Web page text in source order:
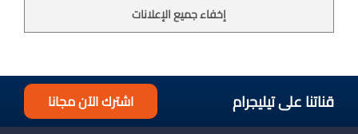
إخفاء جميع الإعلانات
قناتنا على تيليجرام اشترك الآن مجانا